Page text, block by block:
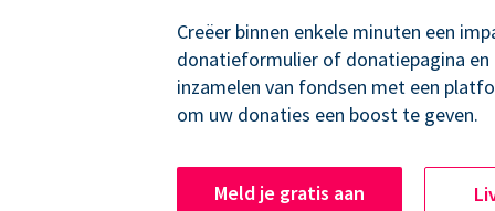
Creëer binnen enkele minuten een
donatieformulier of donatiepagina
inzamelen van fondsen met een
om uw donaties een boost te geven.
Meld je gratis aan